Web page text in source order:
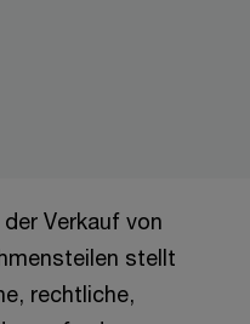
Verkauf von
stellt
rechtliche,